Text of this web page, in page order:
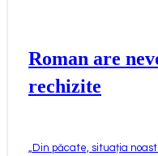
Roman are
rechizite
Din păcate, situația